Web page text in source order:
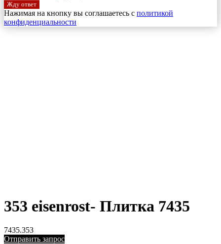
Жду ответ
Нажимая на кнопку вы соглашаетесь с политикой
конфиденциальности
353 eisenrost- Плитка 7435
7435.353
Отправить запрос